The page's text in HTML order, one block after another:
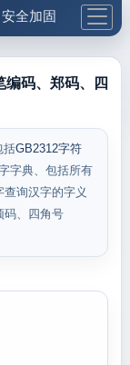
安全加固
更多工具
编码、郑码、四
括GB2312字符
字典、包括所有
询汉字的字义
码、四角号